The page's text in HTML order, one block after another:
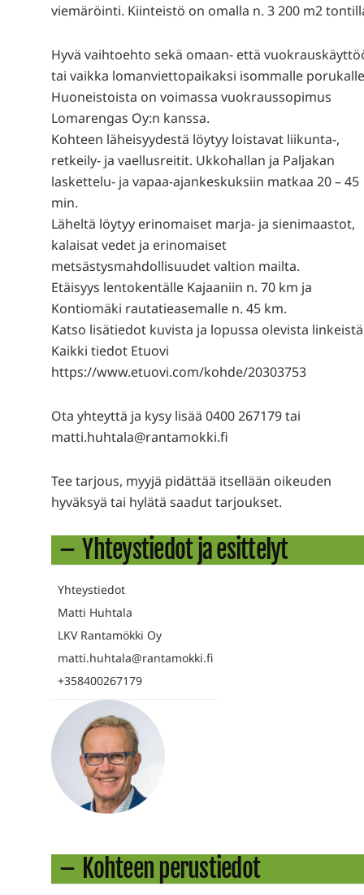
viemäröinti. Kiinteistö on omalla n. 3 200 m2
Hyvä vaihtoehto sekä omaan- että
tai vaikka lomanviettopaikaksi isommalle
Huoneistoista on voimassa vuokraussopimus
Lomarengas Oy:n kanssa.
Kohteen läheisyydestä löytyy loistavat liikunta-,
retkeily- ja vaellusreitit. Ukkohallan ja Paljakan
laskettelu- ja vapaa-ajankeskuksiin matkaa 20 – 45
min.
Läheltä löytyy erinomaiset marja- ja sienimaastot,
kalaisat vedet ja erinomaiset
metsästysmahdollisuudet valtion mailta.
Etäisyys lentokentälle Kajaaniin n. 70 km ja
Kontiomäki rautatieasemalle n. 45 km.
Katso lisätiedot kuvista ja lopussa olevista
Kaikki tiedot Etuovi
https://www.etuovi.com/kohde/20303753
Ota yhteyttä ja kysy lisää 0400 267179 tai
matti.huhtala@rantamokki.fi
Tee tarjous, myyjä pidättää itsellään oikeuden
hyväksyä tai hylätä saadut tarjoukset.
Yhteystiedot ja esittelyt
Yhteystiedot
Matti Huhtala
LKV Rantamökki Oy
matti.huhtala@rantamokki.fi
+358400267179
Kohteen perustiedot